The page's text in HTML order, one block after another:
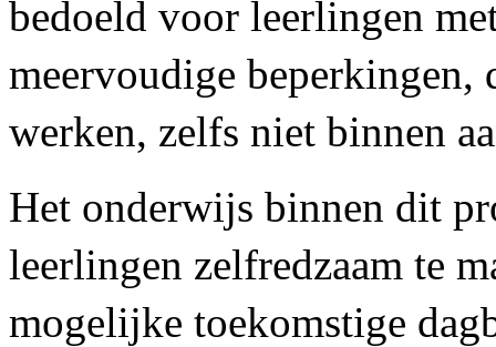
bedoeld voor leerlingen
meervoudige
werken, zelfs niet binnen
Het onderwijs binnen dit
leerlingen zelfredzaam te
mogelijke toekomstige